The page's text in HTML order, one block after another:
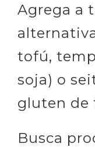
Agrega a
tofú,
soja) o
gluten de
Busca